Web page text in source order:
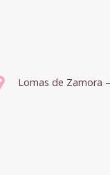
Lomas de Zamora